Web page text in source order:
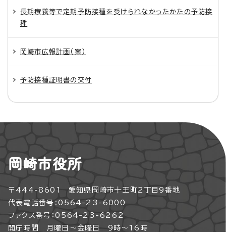
長期療養等で定期予防接種を受けられなかったかたの予防接
種
岡崎市広報計画（案）
予防接種証明書の交付
岡崎市役所
〒444-8601 愛知県岡崎市十王町2丁目9番地
代表電話番号：0564-23-6000
ファクス番号：0564-23-6262
開庁時間 月曜日～金曜日 9時～16時